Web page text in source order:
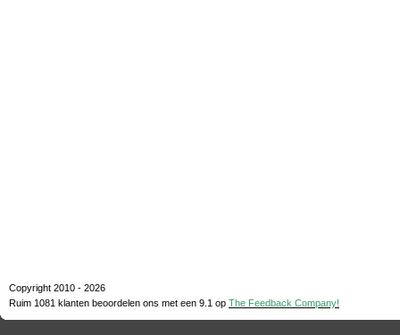
Copyright 2010 - 2026
Ruim 1081 klanten beoordelen ons met een 9.1 op The Feedback Company!